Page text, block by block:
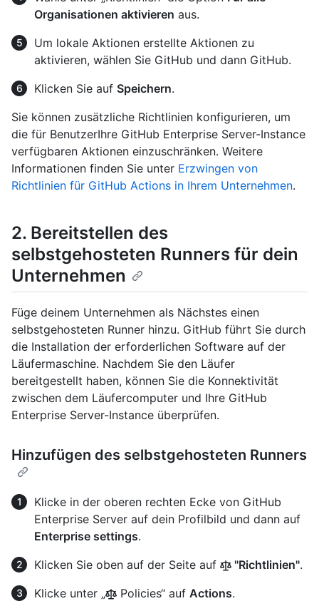
Organisationen aktivieren aus.
Um lokale Aktionen erstellte Aktionen zu
aktivieren, wählen Sie GitHub und dann GitHub.
Klicken Sie auf Speichern.
Sie können zusätzliche Richtlinien konfigurieren, um
die für BenutzerIhre GitHub Enterprise Server-Instance
verfügbaren Aktionen einzuschränken. Weitere
Informationen finden Sie unter Erzwingen von
Richtlinien für GitHub Actions in Ihrem Unternehmen.
2. Bereitstellen des
selbstgehosteten Runners für dein
Unternehmen
Füge deinem Unternehmen als Nächstes einen
selbstgehosteten Runner hinzu. GitHub führt Sie durch
die Installation der erforderlichen Software auf der
Läufermaschine. Nachdem Sie den Läufer
bereitgestellt haben, können Sie die Konnektivität
zwischen dem Läufercomputer und Ihre GitHub
Enterprise Server-Instance überprüfen.
Hinzufügen des selbstgehosteten Runners
Klicke in der oberen rechten Ecke von GitHub
Enterprise Server auf dein Profilbild und dann auf
Enterprise settings.
Klicken Sie oben auf der Seite auf
"Richtlinien".
Klicke unter „
Policies“ auf Actions.